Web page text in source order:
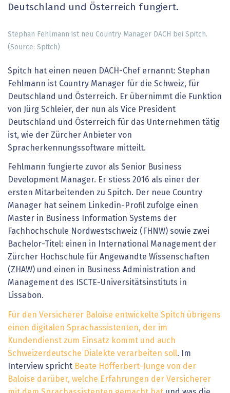
Deutschland und Österreich fungiert.
Stephan Fehlmann ist neu Country Manager DACH bei Spitch.
(Source: Spitch)
Spitch hat einen neuen DACH-Chef ernannt: Stephan
Fehlmann ist Country Manager für die Schweiz, für
Deutschland und Österreich. Er übernimmt die Funktion
von Jürg Schleier, der nun als Vice President
Deutschland und Österreich für das Unternehmen tätig
ist, wie der Zürcher Anbieter von
Spracherkennungssoftware mitteilt.
Fehlmann fungierte zuvor als Senior Business
Development Manager. Er stiess 2016 als einer der
ersten Mitarbeitenden zu Spitch. Der neue Country
Manager hat seinem Linkedin-Profil zufolge einen
Master in Business Information Systems der
Fachhochschule Nordwestschweiz (FHNW) sowie zwei
Bachelor-Titel: einen in International Management der
Zürcher Hochschule für Angewandte Wissenschaften
(ZHAW) und einen in Business Administration and
Management des ISCTE-Universitätsinstituts in
Lissabon.
Für den Versicherer Baloise entwickelte Spitch übrigens
einen digitalen Sprachassistenten, der im
Kundendienst zum Einsatz kommt und auch
Schweizerdeutsche Dialekte verarbeiten soll. Im
Interview spricht Beate Hofferbert-Junge von der
Baloise darüber, welche Erfahrungen der Versicherer